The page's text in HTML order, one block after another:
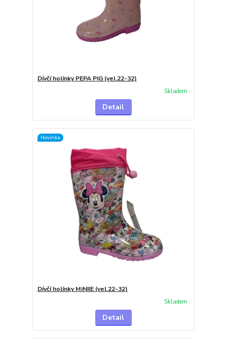
Dívčí holínky PEPA PIG (vel.22-32)
Skladem
Detail
Novinka
Dívčí holínky MiNIIE (vel.22-32)
Skladem
Detail